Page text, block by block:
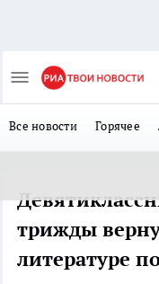
Все новости Горячее
трижды
литературе